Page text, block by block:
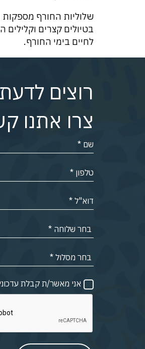
שלוליות החורף
בטיולים קצרים
לחיים בימי החורף.
רוצים
צרו אתנו
אני מאשר/ת קבלת